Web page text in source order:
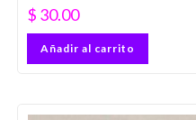
$ 30.00
Añadir al carrito